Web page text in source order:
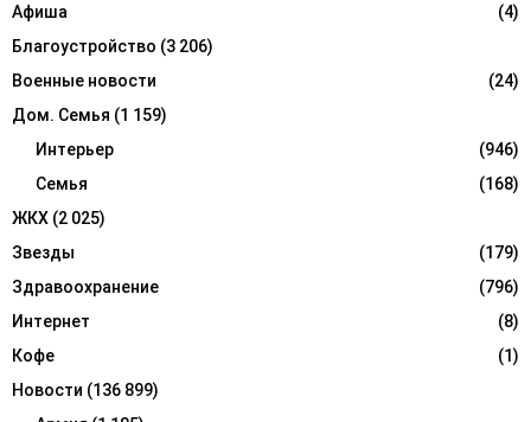
C
H
Афиша
(4)
Благоустройство (3 206)
Военные новости
(24)
Дом. Семья (1 159)
Интерьер
(946)
Семья
(168)
ЖКХ (2 025)
Звезды
(179)
Здравоохранение
(796)
Интернет
(8)
Кофе
(1)
Новости (136 899)